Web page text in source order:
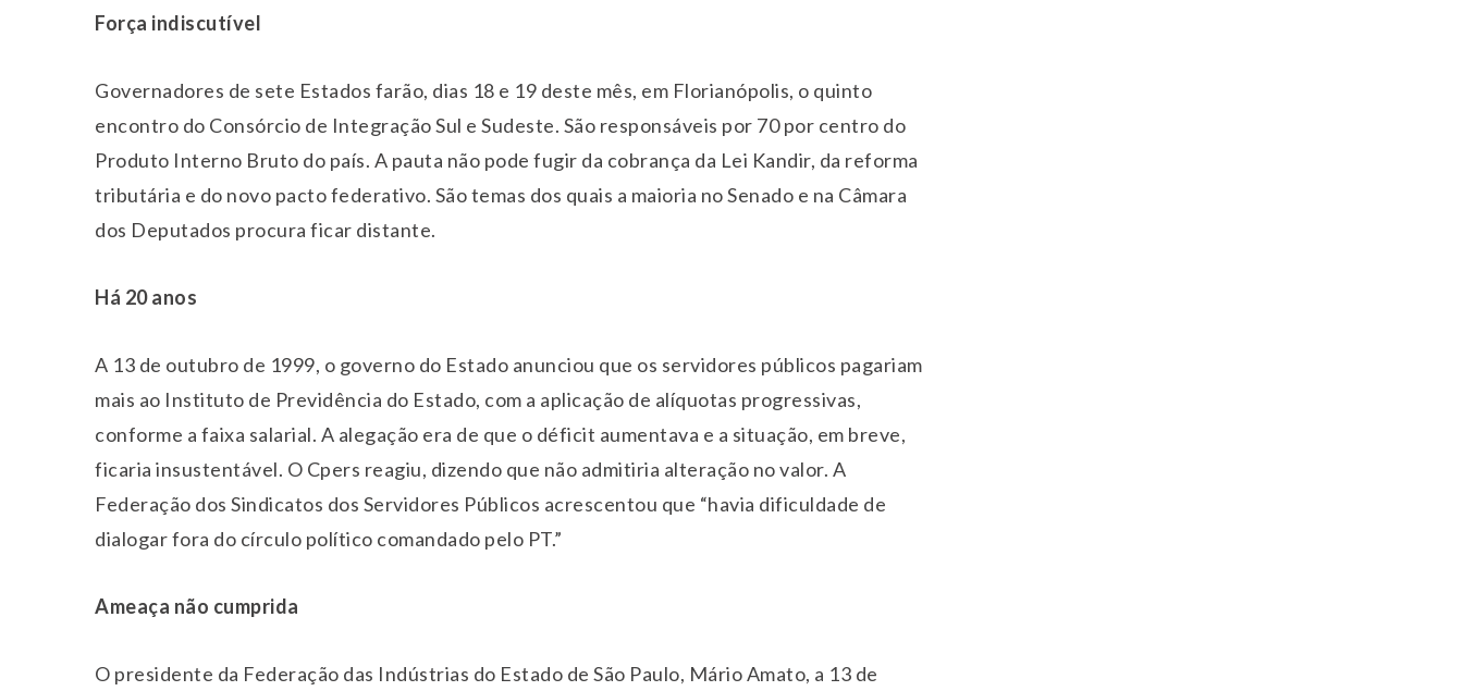
Força indiscutível
Governadores de sete Estados farão, dias 18 e 19 deste mês, em Florianópolis, o quinto
encontro do Consórcio de Integração Sul e Sudeste. São responsáveis por 70 por centro do
Produto Interno Bruto do país. A pauta não pode fugir da cobrança da Lei Kandir, da reforma
tributária e do novo pacto federativo. São temas dos quais a maioria no Senado e na Câmara
dos Deputados procura ficar distante.
Há 20 anos
A 13 de outubro de 1999, o governo do Estado anunciou que os servidores públicos pagariam
mais ao Instituto de Previdência do Estado, com a aplicação de alíquotas progressivas,
conforme a faixa salarial. A alegação era de que o déficit aumentava e a situação, em breve,
ficaria insustentável. O Cpers reagiu, dizendo que não admitiria alteração no valor. A
Federação dos Sindicatos dos Servidores Públicos acrescentou que “havia dificuldade de
dialogar fora do círculo político comandado pelo PT.”
Ameaça não cumprida
O presidente da Federação das Indústrias do Estado de São Paulo, Mário Amato, a 13 de